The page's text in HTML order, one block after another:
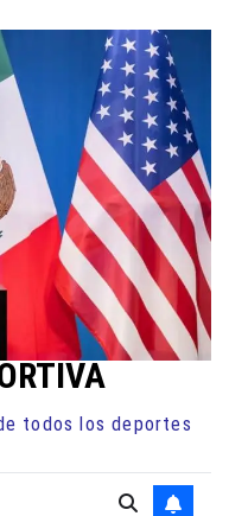
todos los deportes